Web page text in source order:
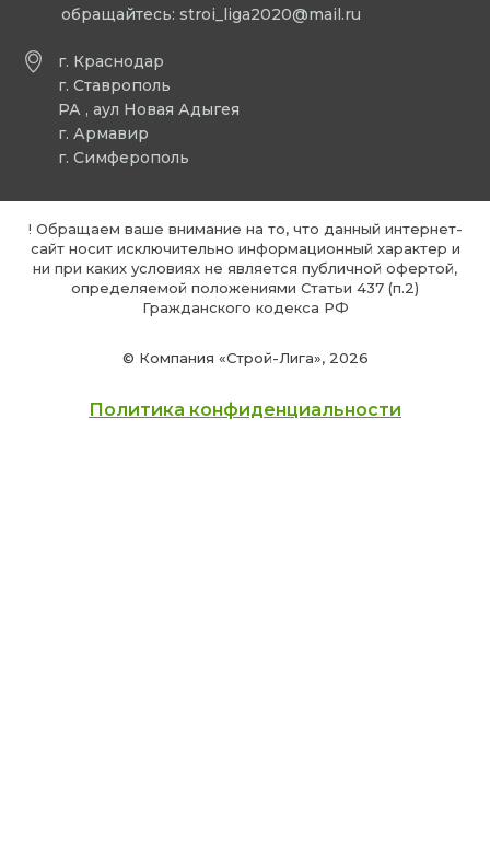
г. Краснодар
г. Ставрополь
РА , аул Новая Адыгея
г. Армавир
г. Симферополь
обращайтесь: stroi_liga2020@mail.ru
© Компания «Строй-Лига», 2026
! Обращаем ваше внимание на то, что данный интернет-
сайт носит исключительно информационный характер и
ни при каких условиях не является публичной офертой,
определяемой положениями Статьи 437 (п.2)
Гражданского кодекса РФ
Политика конфиденциальности